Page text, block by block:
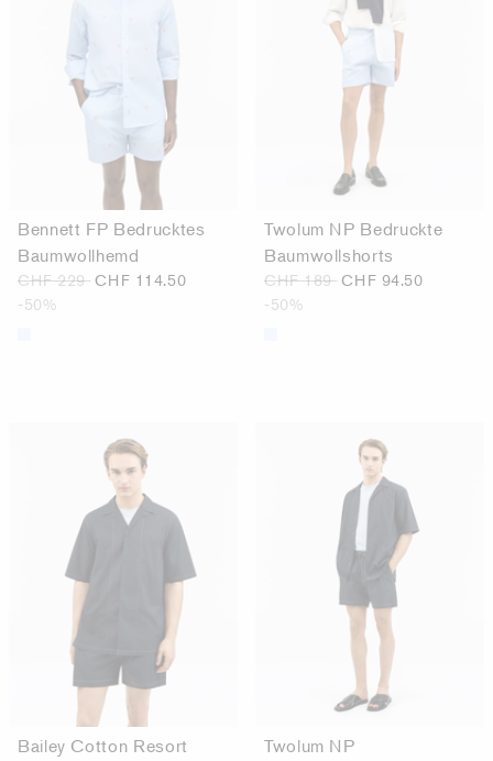
Bennett FP Bedrucktes
Baumwollhemd
CHF 229 CHF 114.50
-50%
Twolum NP Bedruckte
Baumwollshorts
CHF 189 CHF 94.50
-50%
Bailey Cotton Resort
Twolum NP